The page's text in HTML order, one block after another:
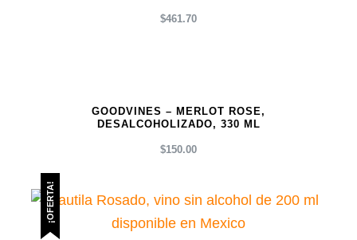
$461.70
GOODVINES – MERLOT ROSE,
DESALCOHOLIZADO, 330 ML
$150.00
¡OFERTA!